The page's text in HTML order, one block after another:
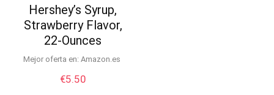
Hershey’s Syrup,
Strawberry Flavor,
22-Ounces
Mejor oferta en: Amazon.es
€5.50